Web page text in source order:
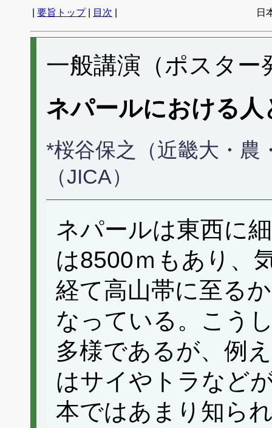
要旨トップ| 目次 日
一般講演（ポスター
ネパールにおける人
*桜谷保之（近畿大・農
（JICA）
ネパールは東西に
は8500ｍもあり、
経て高山帯に至る
なっている。こう
多様であるが、例
はサイやトラなど
本ではあまり知ら